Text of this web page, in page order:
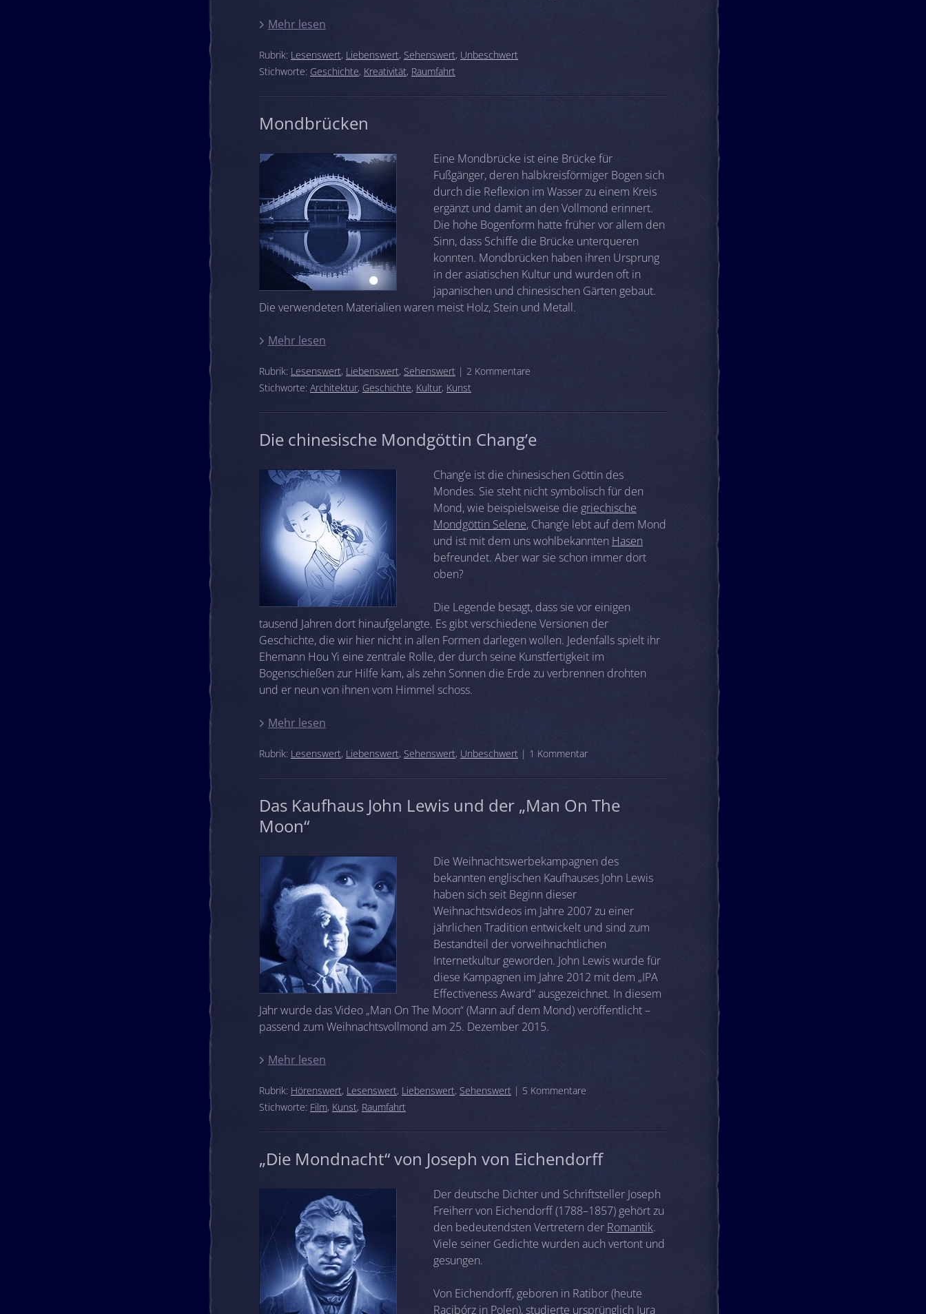
Mehr lesen
Rubrik: Lesenswert, Liebenswert, Sehenswert, Unbeschwert
Stichworte: Geschichte, Kreativität, Raumfahrt
Mondbrücken
Eine Mondbrücke ist eine Brücke für
Fußgänger, deren halbkreisförmiger Bogen sich
durch die Reflexion im Wasser zu einem Kreis
ergänzt und damit an den Vollmond erinnert.
Die hohe Bogenform hatte früher vor allem den
Sinn, dass Schiffe die Brücke unterqueren
konnten. Mondbrücken haben ihren Ursprung
in der asiatischen Kultur und wurden oft in
japanischen und chinesischen Gärten gebaut.
Die verwendeten Materialien waren meist Holz, Stein und Metall.
Mehr lesen
Rubrik: Lesenswert, Liebenswert, Sehenswert | 2 Kommentare
Stichworte: Architektur, Geschichte, Kultur, Kunst
Die chinesische Mondgöttin Chang’e
Chang’e ist die chinesischen Göttin des
Mondes. Sie steht nicht symbolisch für den
Mond, wie beispielsweise die griechische
Mondgöttin Selene, Chang’e lebt auf dem Mond
und ist mit dem uns wohlbekannten Hasen
befreundet. Aber war sie schon immer dort
oben?
Die Legende besagt, dass sie vor einigen
tausend Jahren dort hinaufgelangte. Es gibt verschiedene Versionen der
Geschichte, die wir hier nicht in allen Formen darlegen wollen. Jedenfalls spielt ihr
Ehemann Hou Yi eine zentrale Rolle, der durch seine Kunstfertigkeit im
Bogenschießen zur Hilfe kam, als zehn Sonnen die Erde zu verbrennen drohten
und er neun von ihnen vom Himmel schoss.
Mehr lesen
Rubrik: Lesenswert, Liebenswert, Sehenswert, Unbeschwert | 1 Kommentar
Das Kaufhaus John Lewis und der „Man On The
Moon“
Die Weihnachts­werbekampagnen des
bekannten englischen Kaufhauses John Lewis
haben sich seit Beginn dieser
Weihnachtsvideos im Jahre 2007 zu einer
jährlichen Tradition entwickelt und sind zum
Bestandteil der vorweihnachtlichen
Internetkultur geworden. John Lewis wurde für
diese Kampagnen im Jahre 2012 mit dem „IPA
Effectiveness Award“ ausgezeichnet. In diesem
Jahr wurde das Video „Man On The Moon“ (Mann auf dem Mond) veröffentlicht –
passend zum Weihnachtsvollmond am 25. Dezember 2015.
Mehr lesen
Rubrik: Hörenswert, Lesenswert, Liebenswert, Sehenswert | 5 Kommentare
Stichworte: Film, Kunst, Raumfahrt
„Die Mondnacht“ von Joseph von Eichendorff
Der deutsche Dichter und Schriftsteller Joseph
Freiherr von Eichendorff (1788–1857) gehört zu
den bedeutendsten Vertretern der Romantik.
Viele seiner Gedichte wurden auch vertont und
gesungen.
Von Eichendorff, geboren in Ratibor (heute
Racibórz in Polen), studierte ursprünglich Jura